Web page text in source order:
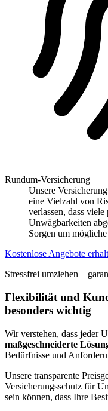
Rundum-Versicherung
Unsere
eine Vielzahl von
verlassen, dass
Unwägbarkeiten
Sorgen um
Kostenlose Angebote
Stressfrei umziehen –
Flexibilität und
besonders wichtig
Wir verstehen, dass jeder
maßgeschneiderte
Bedürfnisse und
Unsere transparente
Versicherungsschutz für
sein können, dass Ihre